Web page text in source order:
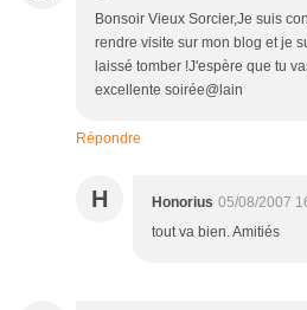
Bonsoir Vieux Sorcier,Je suis
rendre visite sur mon blog et je
laissé tomber !J'espère que tu
excellente soirée@lain
Répondre
H Honorius 05/08/2007
tout va bien. Amitiés